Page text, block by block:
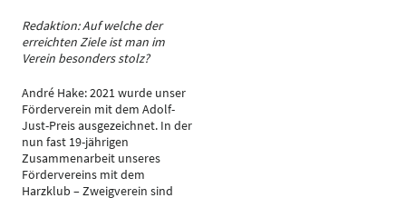
Redaktion: Auf welche der
erreichten Ziele ist man im
Verein besonders stolz?
André Hake: 2021 wurde unser
Förderverein mit dem Adolf-
Just-Preis ausgezeichnet. In der
nun fast 19-jährigen
Zusammenarbeit unseres
Fördervereins mit dem
Harzklub – Zweigverein sind